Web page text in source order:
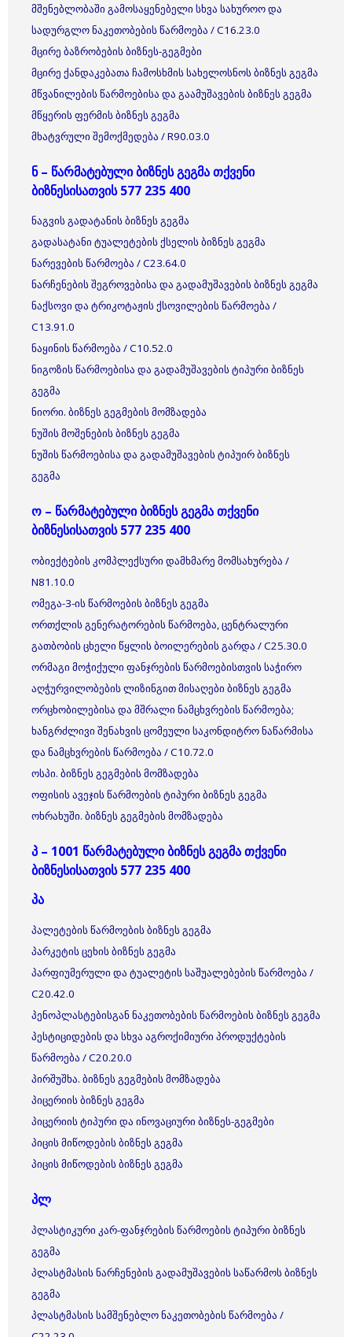
მშენებლობაში გამოსაყენებელი სხვა სახუროო და
სადურგლო ნაკეთობების წარმოება / C16.23.0
მცირე ბაზრობების ბიზნეს-გეგმები
მცირე ქანდაკებათა ჩამოსხმის სახელოსნოს ბიზნეს გეგმა
მწვანილების წარმოებისა და გაამუშავების ბიზნეს გეგმა
მწყერის ფერმის ბიზნეს გეგმა
მხატვრული შემოქმედება / R90.03.0
ნ – წარმატებული ბიზნეს გეგმა თქვენი
ბიზნესისათვის 577 235 400
ნაგვის გადატანის ბიზნეს გეგმა
გადასატანი ტუალეტების ქსელის ბიზნეს გეგმა
ნარევების წარმოება / C23.64.0
ნარჩენების შეგროვებისა და გადამუშავების ბიზნეს გეგმა
ნაქსოვი და ტრიკოტაჟის ქსოვილების წარმოება /
C13.91.0
ნაყინის წარმოება / C10.52.0
ნიგოზის წარმოებისა და გადამუშავების ტიპური ბიზნეს
გეგმა
ნიორი. ბიზნეს გეგმების მომზადება
ნუშის მოშენების ბიზნეს გეგმა
ნუშის წარმოებისა და გადამუშავების ტიპუირ ბიზნეს
გეგმა
ო – წარმატებული ბიზნეს გეგმა თქვენი
ბიზნესისათვის 577 235 400
ობიექტების კომპლექსური დამხმარე მომსახურება /
N81.10.0
ომეგა-3-ის წარმოების ბიზნეს გეგმა
ორთქლის გენერატორების წარმოება, ცენტრალური
გათბობის ცხელი წყლის ბოილერების გარდა / C25.30.0
ორმაგი მოჭიქული ფანჯრების წარმოებისთვის საჭირო
აღჭურვილობების ლიზინგით მისაღები ბიზნეს გეგმა
ორცხობილებისა და მშრალი ნამცხვრების წარმოება;
ხანგრძლივი შენახვის ცომეული საკონდიტრო ნაწარმისა
და ნამცხვრების წარმოება / C10.72.0
ოსპი. ბიზნეს გეგმების მომზადება
ოფისის ავეჯის წარმოების ტიპური ბიზნეს გეგმა
ოხრახუში. ბიზნეს გეგმების მომზადება
პ – 1001 წარმატებული ბიზნეს გეგმა თქვენი
ბიზნესისათვის 577 235 400
პა
პალეტების წარმოების ბიზნეს გეგმა
პარკეტის ცეხის ბიზნეს გეგმა
პარფიუმერული და ტუალეტის საშუალებების წარმოება /
C20.42.0
პენოპლასტებისგან ნაკეთობების წარმოების ბიზნეს გეგმა
პესტიციდების და სხვა აგროქიმიური პროდუქტების
წარმოება / C20.20.0
პირშუშხა. ბიზნეს გეგმების მომზადება
პიცერიის ბიზნეს გეგმა
პიცერიის ტიპური და ინოვაციური ბიზნეს-გეგმები
პიცის მიწოდების ბიზნეს გეგმა
პიცის მიწოდების ბიზნეს გეგმა
პლ
პლასტიკური კარ-ფანჯრების წარმოების ტიპური ბიზნეს
გეგმა
პლასტმასის ნარჩენების გადამუშავების საწარმოს ბიზნეს
გეგმა
პლასტმასის სამშენებლო ნაკეთობების წარმოება /